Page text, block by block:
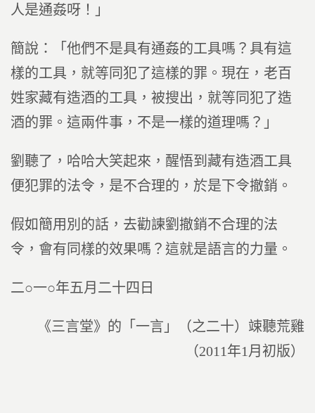
人是通姦呀！」
簡說：「他們不是具有通姦的工具嗎？具有這
樣的工具，就等同犯了這樣的罪。現在，老百
姓家藏有造酒的工具，被搜出，就等同犯了造
酒的罪。這兩件事，不是一樣的道理嗎？」
劉聽了，哈哈大笑起來，醒悟到藏有造酒工具
便犯罪的法令，是不合理的，於是下令撤銷。
假如簡用別的話，去勸諫劉撤銷不合理的法
令，會有同樣的效果嗎？這就是語言的力量。
二○一○年五月二十四日
《三言堂》的「一言」（之二十）竦聽荒雞
（2011年1月初版）